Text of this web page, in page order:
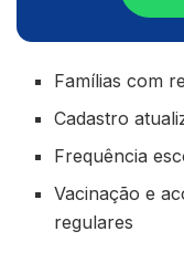
Famílias com
Cadastro
Frequência
Vacinação e
regulares